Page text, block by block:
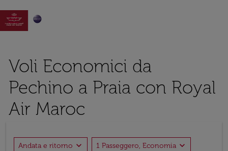

Voli Economici da
Pechino a Praia con Royal
Air Maroc
Andata e ritorno expand_more 1 Passeggero, Economia expand_more